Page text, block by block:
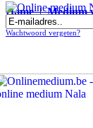
Home|Medium
Online medium Nala -
Wachtwoord vergeten?